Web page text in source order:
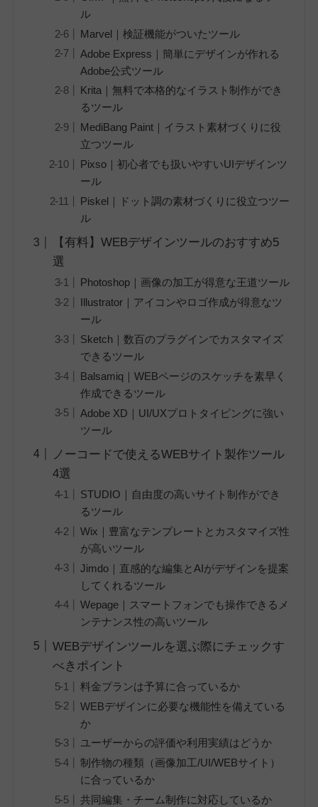
ル
Marvel｜検証機能がついたツール
Adobe Express｜簡単にデザインが作れる
Adobe公式ツール
Krita｜無料で本格的なイラスト制作ができ
るツール
MediBang Paint｜イラスト素材づくりに役
立つツール
Pixso｜初心者でも扱いやすいUIデザインツ
ール
Piskel｜ドット調の素材づくりに役立つツー
ル
【有料】WEBデザインツールのおすすめ5
選
Photoshop｜画像の加工が得意な王道ツール
Illustrator｜アイコンやロゴ作成が得意なツ
ール
Sketch｜数百のプラグインでカスタマイズ
できるツール
Balsamiq｜WEBページのスケッチを素早く
作成できるツール
Adobe XD｜UI/UXプロトタイピングに強い
ツール
ノーコードで使えるWEBサイト製作ツール
4選
STUDIO｜自由度の高いサイト制作ができ
るツール
Wix｜豊富なテンプレートとカスタマイズ性
が高いツール
Jimdo｜直感的な編集とAIがデザインを提案
してくれるツール
Wepage｜スマートフォンでも操作できるメ
ンテナンス性の高いツール
WEBデザインツールを選ぶ際にチェックす
べきポイント
料金プランは予算に合っているか
WEBデザインに必要な機能性を備えている
か
ユーザーからの評価や利用実績はどうか
制作物の種類（画像加工/UI/WEBサイト）
に合っているか
共同編集・チーム制作に対応しているか